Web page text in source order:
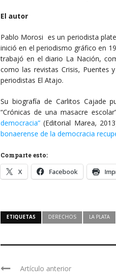
El autor
Pablo Morosi es un periodista
inició en el periodismo gráfico en
trabajó en el diario La Nación,
como las revistas Crisis, Puentes
periodistas El Atajo.
Su biografía de Carlitos Cajade
“Crónicas de una masacre
democracia”(Editorial Marea,
bonaerense de la democracia
Comparte esto:
X Facebook
ETIQUETAS DERECHOS LA PLATA
Artículo anterior